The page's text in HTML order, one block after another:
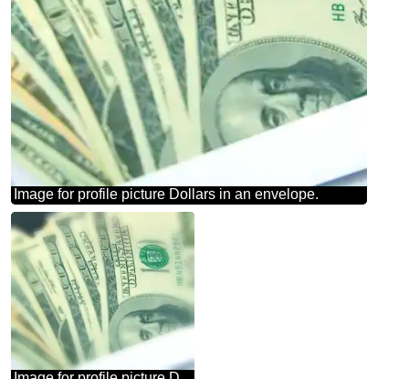
Image for profile picture Dollars in an envelope.